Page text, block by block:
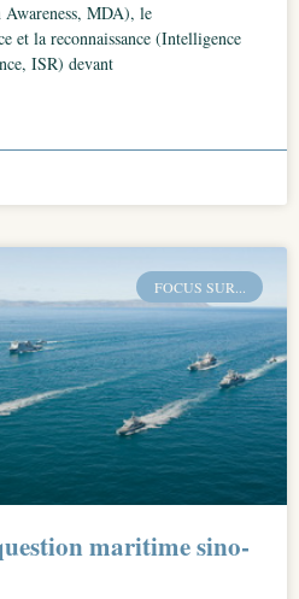
MDA), le
et la reconnaissance (Intelligence
ISR) devant
FOCUS SUR...
maritime sino-